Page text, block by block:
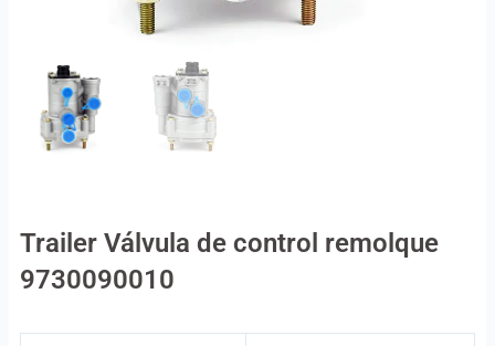
Trailer Válvula de control remolque
9730090010